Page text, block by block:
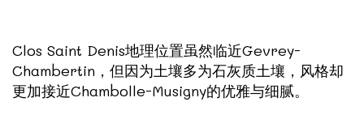
Clos Saint Denis地理位置虽然临近Gevrey-
Chambertin，但因为土壤多为石灰质土壤，风格却
更加接近Chambolle-Musigny的优雅与细腻。